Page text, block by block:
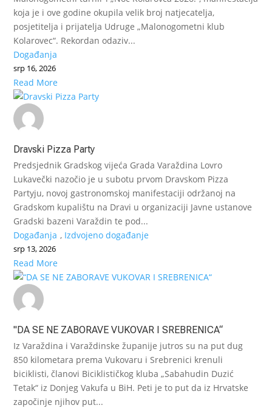
koja je i ove godine okupila velik broj natjecatelja,
posjetitelja i prijatelja Udruge „Malonogometni klub
Kolarovec“. Rekordan odaziv...
Događanja
srp 16, 2026
Read More
Dravski Pizza Party
Predsjednik Gradskog vijeća Grada Varaždina Lovro
Lukavečki nazočio je u subotu prvom Dravskom Pizza
Partyju, novoj gastronomskoj manifestaciji održanoj na
Gradskom kupalištu na Dravi u organizaciji Javne ustanove
Gradski bazeni Varaždin te pod...
Događanja , Izdvojeno događanje
srp 13, 2026
Read More
"DA SE NE ZABORAVE VUKOVAR I SREBRENICA“
Iz Varaždina i Varaždinske županije jutros su na put dug
850 kilometara prema Vukovaru i Srebrenici krenuli
biciklisti, članovi Biciklističkog kluba „Sabahudin Duzić
Tetak“ iz Donjeg Vakufa u BiH. Peti je to put da iz Hrvatske
započinje njihov put...